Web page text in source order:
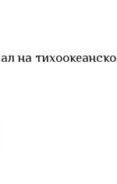
на